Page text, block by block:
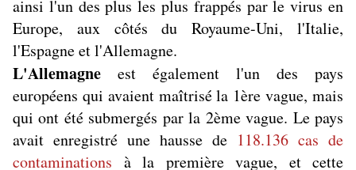
ainsi l'un des plus les plus frappés par le virus en
Europe, aux côtés du Royaume-Uni, l'Italie,
l'Espagne et l'Allemagne.
L'Allemagne est également l'un des pays
européens qui avaient maîtrisé la 1ère vague, mais
qui ont été submergés par la 2ème vague. Le pays
avait enregistré une hausse de 118.136 cas de
contaminations à la première vague, et cette